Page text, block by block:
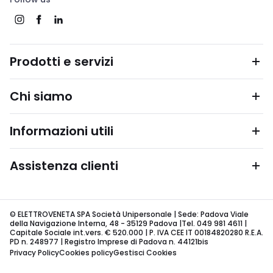
Prodotti e servizi
Chi siamo
Informazioni utili
Assistenza clienti
© ELETTROVENETA SPA Società Unipersonale | Sede: Padova Viale
della Navigazione Interna, 48 - 35129 Padova |Tel. 049 981 4611 |
Capitale Sociale int.vers. € 520.000 | P. IVA CEE IT 00184820280 R.E.A.
PD n. 248977 | Registro Imprese di Padova n. 44121bis
Privacy PolicyCookies policyGestisci Cookies